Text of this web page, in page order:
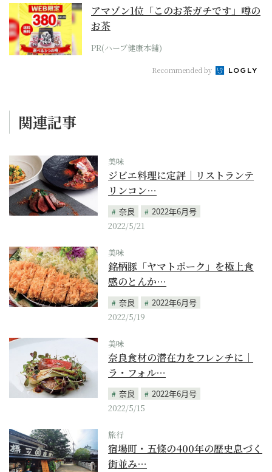
アマゾン1位「このお茶ガチです」噂の
お茶
PR(ハーブ健康本舗)
Recommended by
関連記事
美味
ジビエ料理に定評｜リストランテ
リンコン…
奈良
2022年6月号
2022/5/21
美味
銘柄豚「ヤマトポーク」を極上食
感のとんか…
奈良
2022年6月号
2022/5/19
美味
奈良食材の潜在力をフレンチに｜
ラ・フォル…
奈良
2022年6月号
2022/5/15
旅行
宿場町・五條の400年の歴史息づく
街並み…